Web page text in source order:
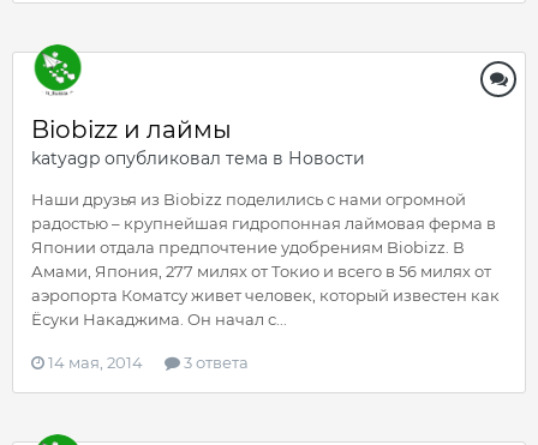
Biobizz и лаймы
katyagp опубликовал тема в Новости
Наши друзья из Biobizz поделились с нами огромной
радостью – крупнейшая гидропонная лаймовая ферма в
Японии отдала предпочтение удобрениям Biobizz. В
Амами, Япония, 277 милях от Токио и всего в 56 милях от
аэропорта Коматсу живет человек, который известен как
Ёсуки Накаджима. Он начал с...
14 мая, 2014 3 ответа